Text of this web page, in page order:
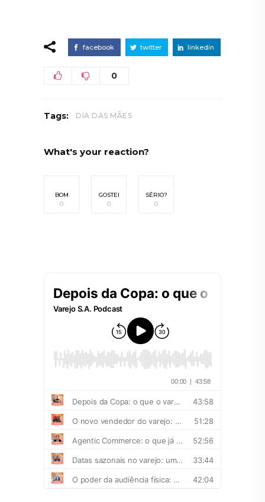
facebook twitter linkedin
0
Tags: DIA DAS MÃES
What's your reaction?
BOM
0
GOSTEI
0
SÉRIO?
0